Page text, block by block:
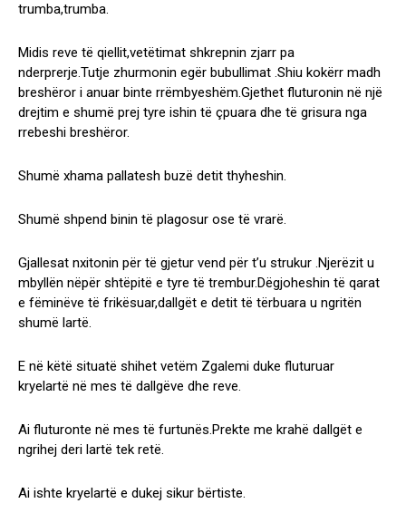
trumba,trumba.
Midis reve të qiellit,vetëtimat shkrepnin zjarr pa
nderprerje.Tutje zhurmonin egër bubullimat .Shiu kokërr madh
breshëror i anuar binte rrëmbyeshëm.Gjethet fluturonin në një
drejtim e shumë prej tyre ishin të çpuara dhe të grisura nga
rrebeshi breshëror.
Shumë xhama pallatesh buzë detit thyheshin.
Shumë shpend binin të plagosur ose të vrarë.
Gjallesat nxitonin për të gjetur vend për t’u strukur .Njerëzit u
mbyllën nëpër shtëpitë e tyre të trembur.Dëgjoheshin të qarat
e fëminëve të frikësuar,dallgët e detit të tërbuara u ngritën
shumë lartë.
E në këtë situatë shihet vetëm Zgalemi duke fluturuar
kryelartë në mes të dallgëve dhe reve.
Ai fluturonte në mes të furtunës.Prekte me krahë dallgët e
ngrihej deri lartë tek retë.
Ai ishte kryelartë e dukej sikur bërtiste.